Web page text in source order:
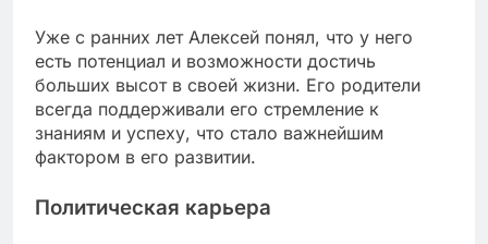
Уже с ранних лет Алексей понял, что у него
есть потенциал и возможности достичь
больших высот в своей жизни. Его родители
всегда поддерживали его стремление к
знаниям и успеху, что стало важнейшим
фактором в его развитии.
Политическая карьера